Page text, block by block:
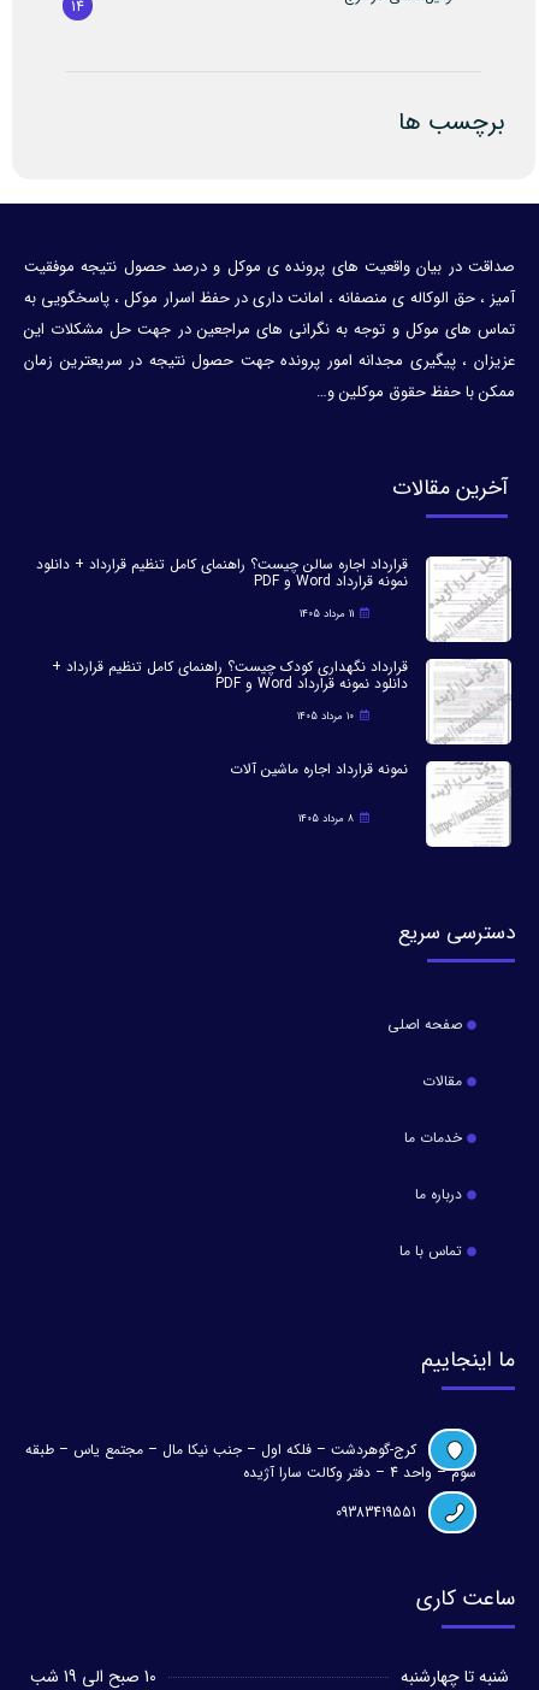
14
برچسب ها
صداقت در بیان واقعیت های پرونده ی موکل و درصد حصول نتیجه موفقیت
آمیز ، حق الوکاله ی منصفانه ، امانت داری در حفظ اسرار موکل ، پاسخگویی به
تماس های موکل و توجه به نگرانی های مراجعین در جهت حل مشکلات این
عزیزان ، پیگیری مجدانه امور پرونده جهت حصول نتیجه در سریعترین زمان
ممکن با حفظ حقوق موکلین و…
آخرین مقالات
قرارداد اجاره سالن چیست؟ راهنمای کامل تنظیم قرارداد + دانلود
نمونه قرارداد Word و PDF
11 مرداد 1405
قرارداد نگهداری کودک چیست؟ راهنمای کامل تنظیم قرارداد +
دانلود نمونه قرارداد Word و PDF
10 مرداد 1405
نمونه قرارداد اجاره ماشین آلات
8 مرداد 1405
دسترسی سریع
صفحه اصلی
مقالات
خدمات ما
درباره ما
تماس با ما
ما اینجاییم
کرج-گوهردشت – فلکه اول – جنب نیکا مال – مجتمع یاس – طبقه
سوم – واحد 4 – دفتر وکالت سارا آژیده
09383419551
ساعت کاری
شنبه تا چهارشنبه 10 صبح الی 19 شب